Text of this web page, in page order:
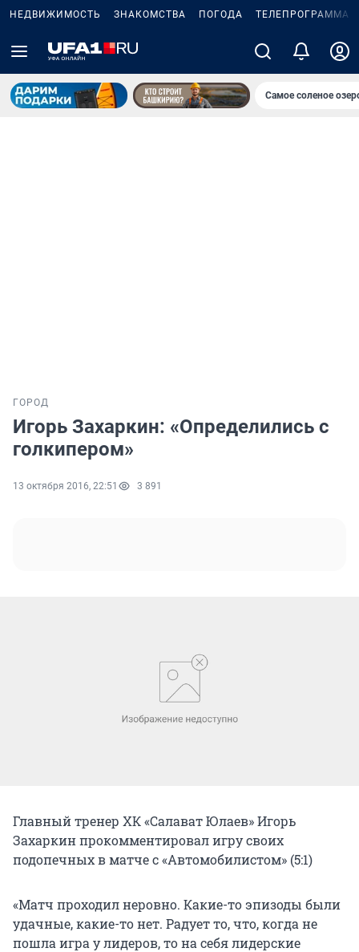
НЕДВИЖИМОСТЬ ЗНАКОМСТВА ПОГОДА ТЕЛЕПРОГРАММА
Самое соленое
ГОРОД
Игорь Захаркин: «Определились с
голкипером»
13 октября 2016, 22:51 3 891
Главный тренер ХК «Салават Юлаев» Игорь
Захаркин прокомментировал игру своих
подопечных в матче с «Автомобилистом» (5:1)
«Матч проходил неровно. Какие-то эпизоды были
удачные, какие-то нет. Радует то, что, когда не
пошла игра у лидеров, то на себя лидерские